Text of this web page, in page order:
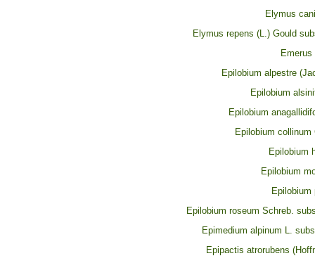
Elymus
Elymus repens (L.) Gould
Epilobium alpestre
Epilobium
Epilobium
Epilobium collinum
Epilobium
Epilobium
Epilobium
Epilobium roseum Schreb.
Epimedium alpinum L.
Epipactis atrorubens